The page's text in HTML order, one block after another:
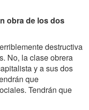
obra de los dos
destructiva
No, la clase obrera
y a sus dos
que
Tendrán que